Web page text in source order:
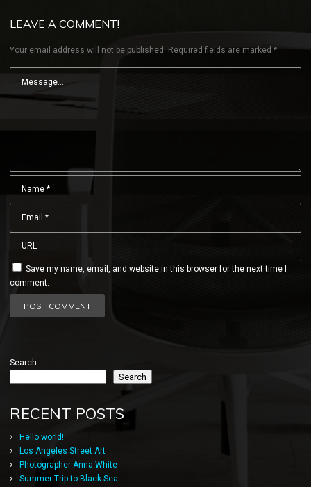
LEAVE A COMMENT!
Your email address will not be published. Required fields are marked *
Save my name, email, and website in this browser for the next time I
comment.
Search
Search
RECENT POSTS
Hello world!
Los Angeles Street Art
Photographer Anna White
Summer Trip to Black Sea